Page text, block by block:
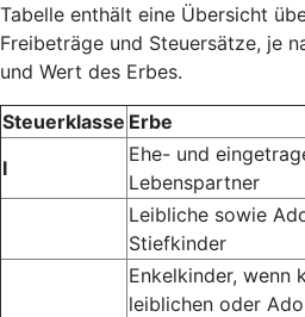
Tabelle enthält eine Übersicht
Freibeträge und Steuersätze, je
und Wert des Erbes.
Steuerklasse Erbe
I
Ehe- und
Lebenspartner
Leibliche sowie
Stiefkinder
Enkelkinder, wenn
leiblichen oder